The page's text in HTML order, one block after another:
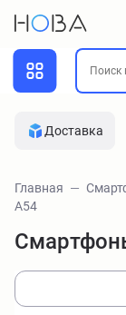
Доставка
Главная
A54